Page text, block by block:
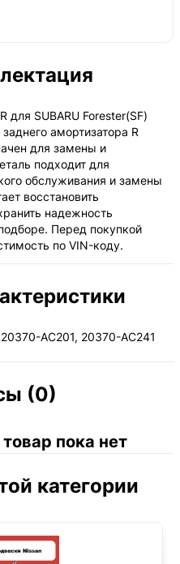
для SUBARU Forester(SF)
амортизатора R
для замены и
подходит для
обслуживания и замены
восстановить
надежность
Перед покупкой
по VIN-коду.
AC201, 20370-AC241
(0)
пока нет
категории